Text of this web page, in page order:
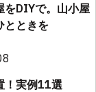
をDIYで。山小屋
とときを
！実例11選